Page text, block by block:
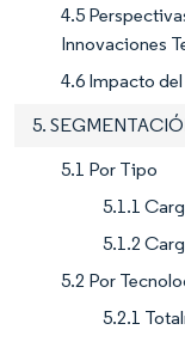
4.5
Innovaciones
4.6 Impacto
5.
5.1 Por Tipo
5.1.1
5.1.2
5.2 Por
5.2.1